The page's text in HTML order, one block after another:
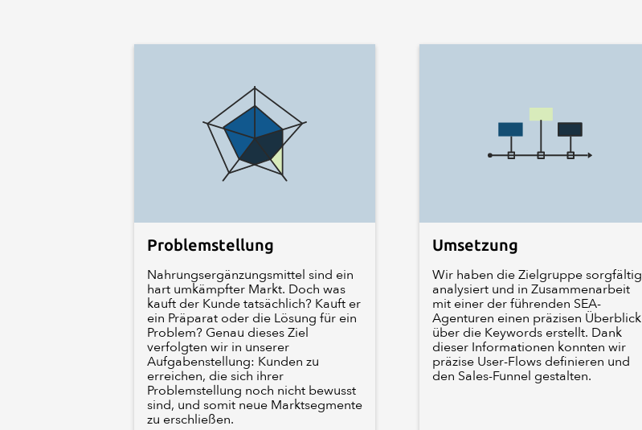
Problemstellung
Nahrungsergänzungsmittel sind ein
hart umkämpfter Markt. Doch was
kauft der Kunde tatsächlich? Kauft er
ein Präparat oder die Lösung für ein
Problem? Genau dieses Ziel
verfolgten wir in unserer
Aufgabenstellung: Kunden zu
erreichen, die sich ihrer
Problemstellung noch nicht bewusst
sind, und somit neue Marktsegmente
zu erschließen.
Umsetzung
Wir haben die Zielgruppe sorgfältig
analysiert und in Zusammenarbeit
mit einer der führenden SEA-
Agenturen einen präzisen Überblick
über die Keywords erstellt. Dank
dieser Informationen konnten wir
präzise User-Flows definieren und
den Sales-Funnel gestalten.